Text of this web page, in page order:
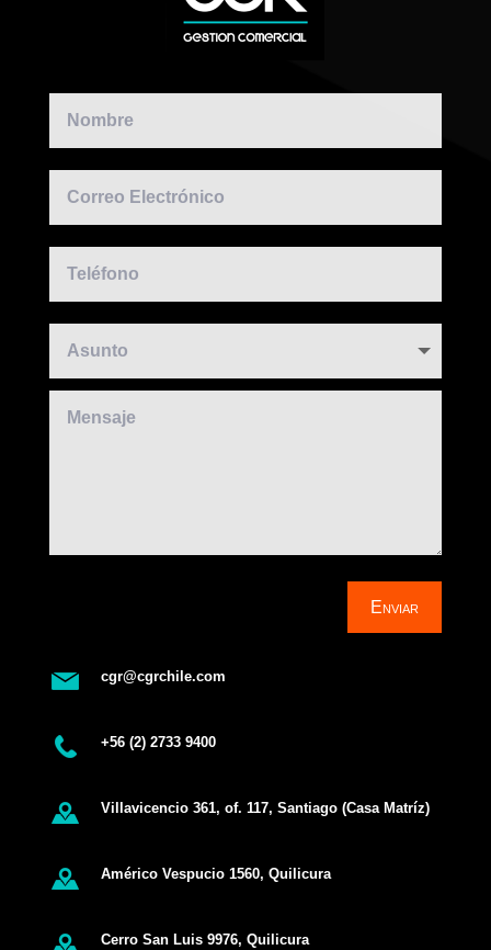
Enviar
cgr@cgrchile.com
+56 (2) 2733 9400
Villavicencio 361, of. 117, Santiago (Casa Matríz)
Américo Vespucio 1560, Quilicura
Cerro San Luis 9976, Quilicura